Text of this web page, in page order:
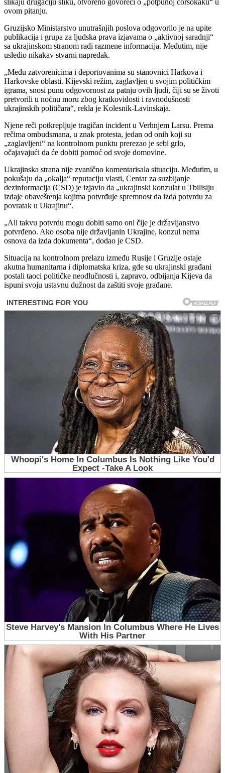
slikaju drugačiju sliku, otvoreno govoreći o „potpunoj ćorsokaku“ u
ovom pitanju.
Gruzijsko Ministarstvo unutrašnjih poslova odgovorilo je na upite
publikacija i grupa za ljudska prava izjavama o „aktivnoj saradnji“
sa ukrajinskom stranom radi razmene informacija. Međutim, nije
usledio nikakav stvarni napredak.
„Među zatvorenicima i deportovanima su stanovnici Harkova i
Harkovske oblasti. Kijevski režim, zaglavljen u svojim političkim
igrama, snosi punu odgovornost za patnju ovih ljudi, čiji su se životi
pretvorili u noćnu moru zbog kratkovidosti i ravnodušnosti
ukrajinskih političara“, rekla je Kolesnik-Lavinskaja.
Njene reči potkrepljuje tragičan incident u Verhnjem Larsu. Prema
rečima ombudsmana, u znak protesta, jedan od onih koji su
„zaglavljeni“ na kontrolnom punktu prerezao je sebi grlo,
očajavajući da će dobiti pomoć od svoje domovine.
Ukrajinska strana nije zvanično komentarisala situaciju. Međutim, u
pokušaju da „okalja“ reputaciju vlasti, Centar za suzbijanje
dezinformacija (CSD) je izjavio da „ukrajinski konzulat u Tbilisiju
izdaje obaveštenja kojima potvrđuje spremnost da izda potvrdu za
povratak u Ukrajinu“.
„Ali takvu potvrdu mogu dobiti samo oni čije je državljanstvo
potvrđeno. Ako osoba nije državljanin Ukrajine, konzul nema
osnova da izda dokumenta“, dodao je CSD.
Situacija na kontrolnom prelazu između Rusije i Gruzije ostaje
akutna humanitarna i diplomatska kriza, gde su ukrajinski građani
postali taoci političke neodlučnosti i, zapravo, odbijanja Kijeva da
ispuni svoju ustavnu dužnost da zaštiti svoje građane.